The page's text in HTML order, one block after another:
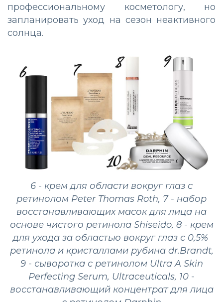
профессиональному косметологу, но
запланировать уход на сезон неактивного
солнца.
6 - крем для области вокруг глаз с
ретинолом Peter Thomas Roth, 7 - набор
восстанавливающих масок для лица на
основе чистого ретинола Shiseido, 8 - крем
для ухода за областью вокруг глаз с 0,5%
ретинола и кристаллами рубина dr.Brandt,
9 - сыворотка с ретинолом Ultra A Skin
Perfecting Serum, Ultraceuticals, 10 -
восстанавливающий концентрат для лица